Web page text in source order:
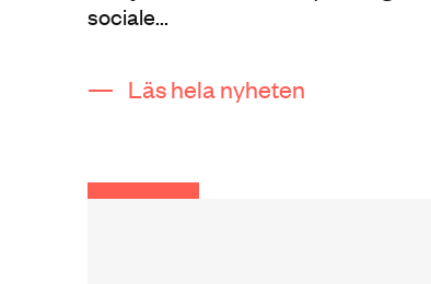
sociale...
Läs hela nyheten